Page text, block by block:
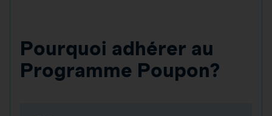
Pourquoi adhérer au
Programme Poupon?